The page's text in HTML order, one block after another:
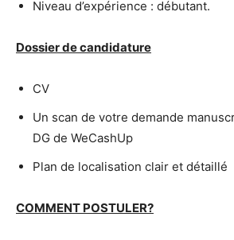
Niveau d’expérience : débutant.
Dossier de candidature
CV
Un scan de votre demande
DG de WeCashUp
Plan de localisation clair et détaillé
COMMENT POSTULER?